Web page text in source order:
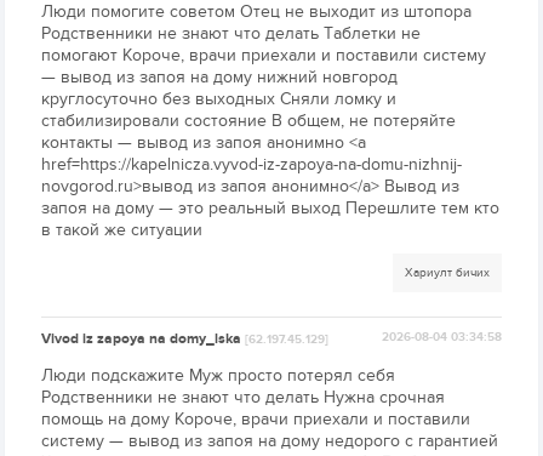
Люди помогите советом Отец не выходит из штопора
Родственники не знают что делать Таблетки не
помогают Короче, врачи приехали и поставили систему
— вывод из запоя на дому нижний новгород
круглосуточно без выходных Сняли ломку и
стабилизировали состояние В общем, не потеряйте
контакты — вывод из запоя анонимно <a
href=https://kapelnicza.vyvod-iz-zapoya-na-domu-nizhnij-
novgorod.ru>вывод из запоя анонимно</a> Вывод из
запоя на дому — это реальный выход Перешлите тем кто
в такой же ситуации
Хариулт бичих
Vivod iz zapoya na domy_lska[62.197.45.129] 2026-08-04 03:34:58
Люди подскажите Муж просто потерял себя
Родственники не знают что делать Нужна срочная
помощь на дому Короче, врачи приехали и поставили
систему — вывод из запоя на дому недорого с гарантией